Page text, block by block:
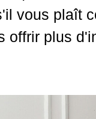
vous plaît
offrir plus